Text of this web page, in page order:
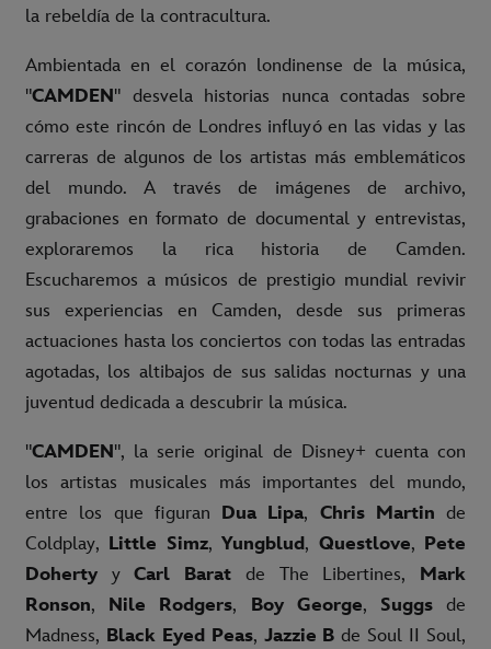
la rebeldía de la contracultura.
Ambientada en el corazón londinense de la música,
"CAMDEN" desvela historias nunca contadas sobre
cómo este rincón de Londres influyó en las vidas y las
carreras de algunos de los artistas más emblemáticos
del mundo. A través de imágenes de archivo,
grabaciones en formato de documental y entrevistas,
exploraremos la rica historia de Camden.
Escucharemos a músicos de prestigio mundial revivir
sus experiencias en Camden, desde sus primeras
actuaciones hasta los conciertos con todas las entradas
agotadas, los altibajos de sus salidas nocturnas y una
juventud dedicada a descubrir la música.
"CAMDEN", la serie original de Disney+ cuenta con
los artistas musicales más importantes del mundo,
entre los que figuran Dua Lipa, Chris Martin de
Coldplay, Little Simz,Yungblud, Questlove, Pete
Doherty yCarl Barat de The Libertines, Mark
Ronson, Nile Rodgers, Boy George, Suggsde
Madness, Black Eyed Peas, Jazzie B de Soul II Soul,